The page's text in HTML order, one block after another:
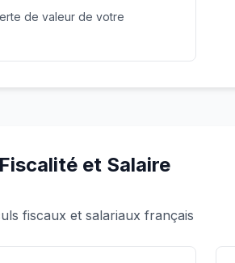
de valeur de votre
Fiscalité et Salaire
fiscaux et salariaux français